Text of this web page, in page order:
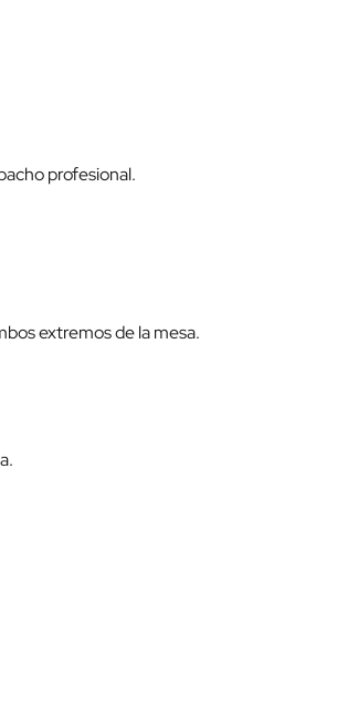
profesional.
extremos de la mesa.